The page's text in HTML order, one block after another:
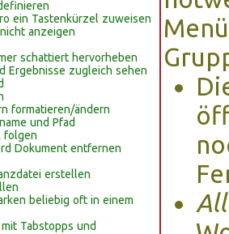
ein Tastenkürzel zuweisen
anzeigen
schattiert hervorheben
Ergebnisse zugleich sehen
formatieren/ändern
und Pfad
folgen
Dokument entfernen
erstellen
beliebig oft in einem
Tabstopps und